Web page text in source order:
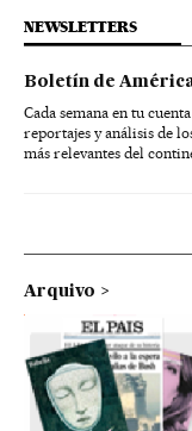
NEWSLETTERS
Boletín de
Cada semana en tu
reportajes y análisis de
más relevantes del
Arquivo